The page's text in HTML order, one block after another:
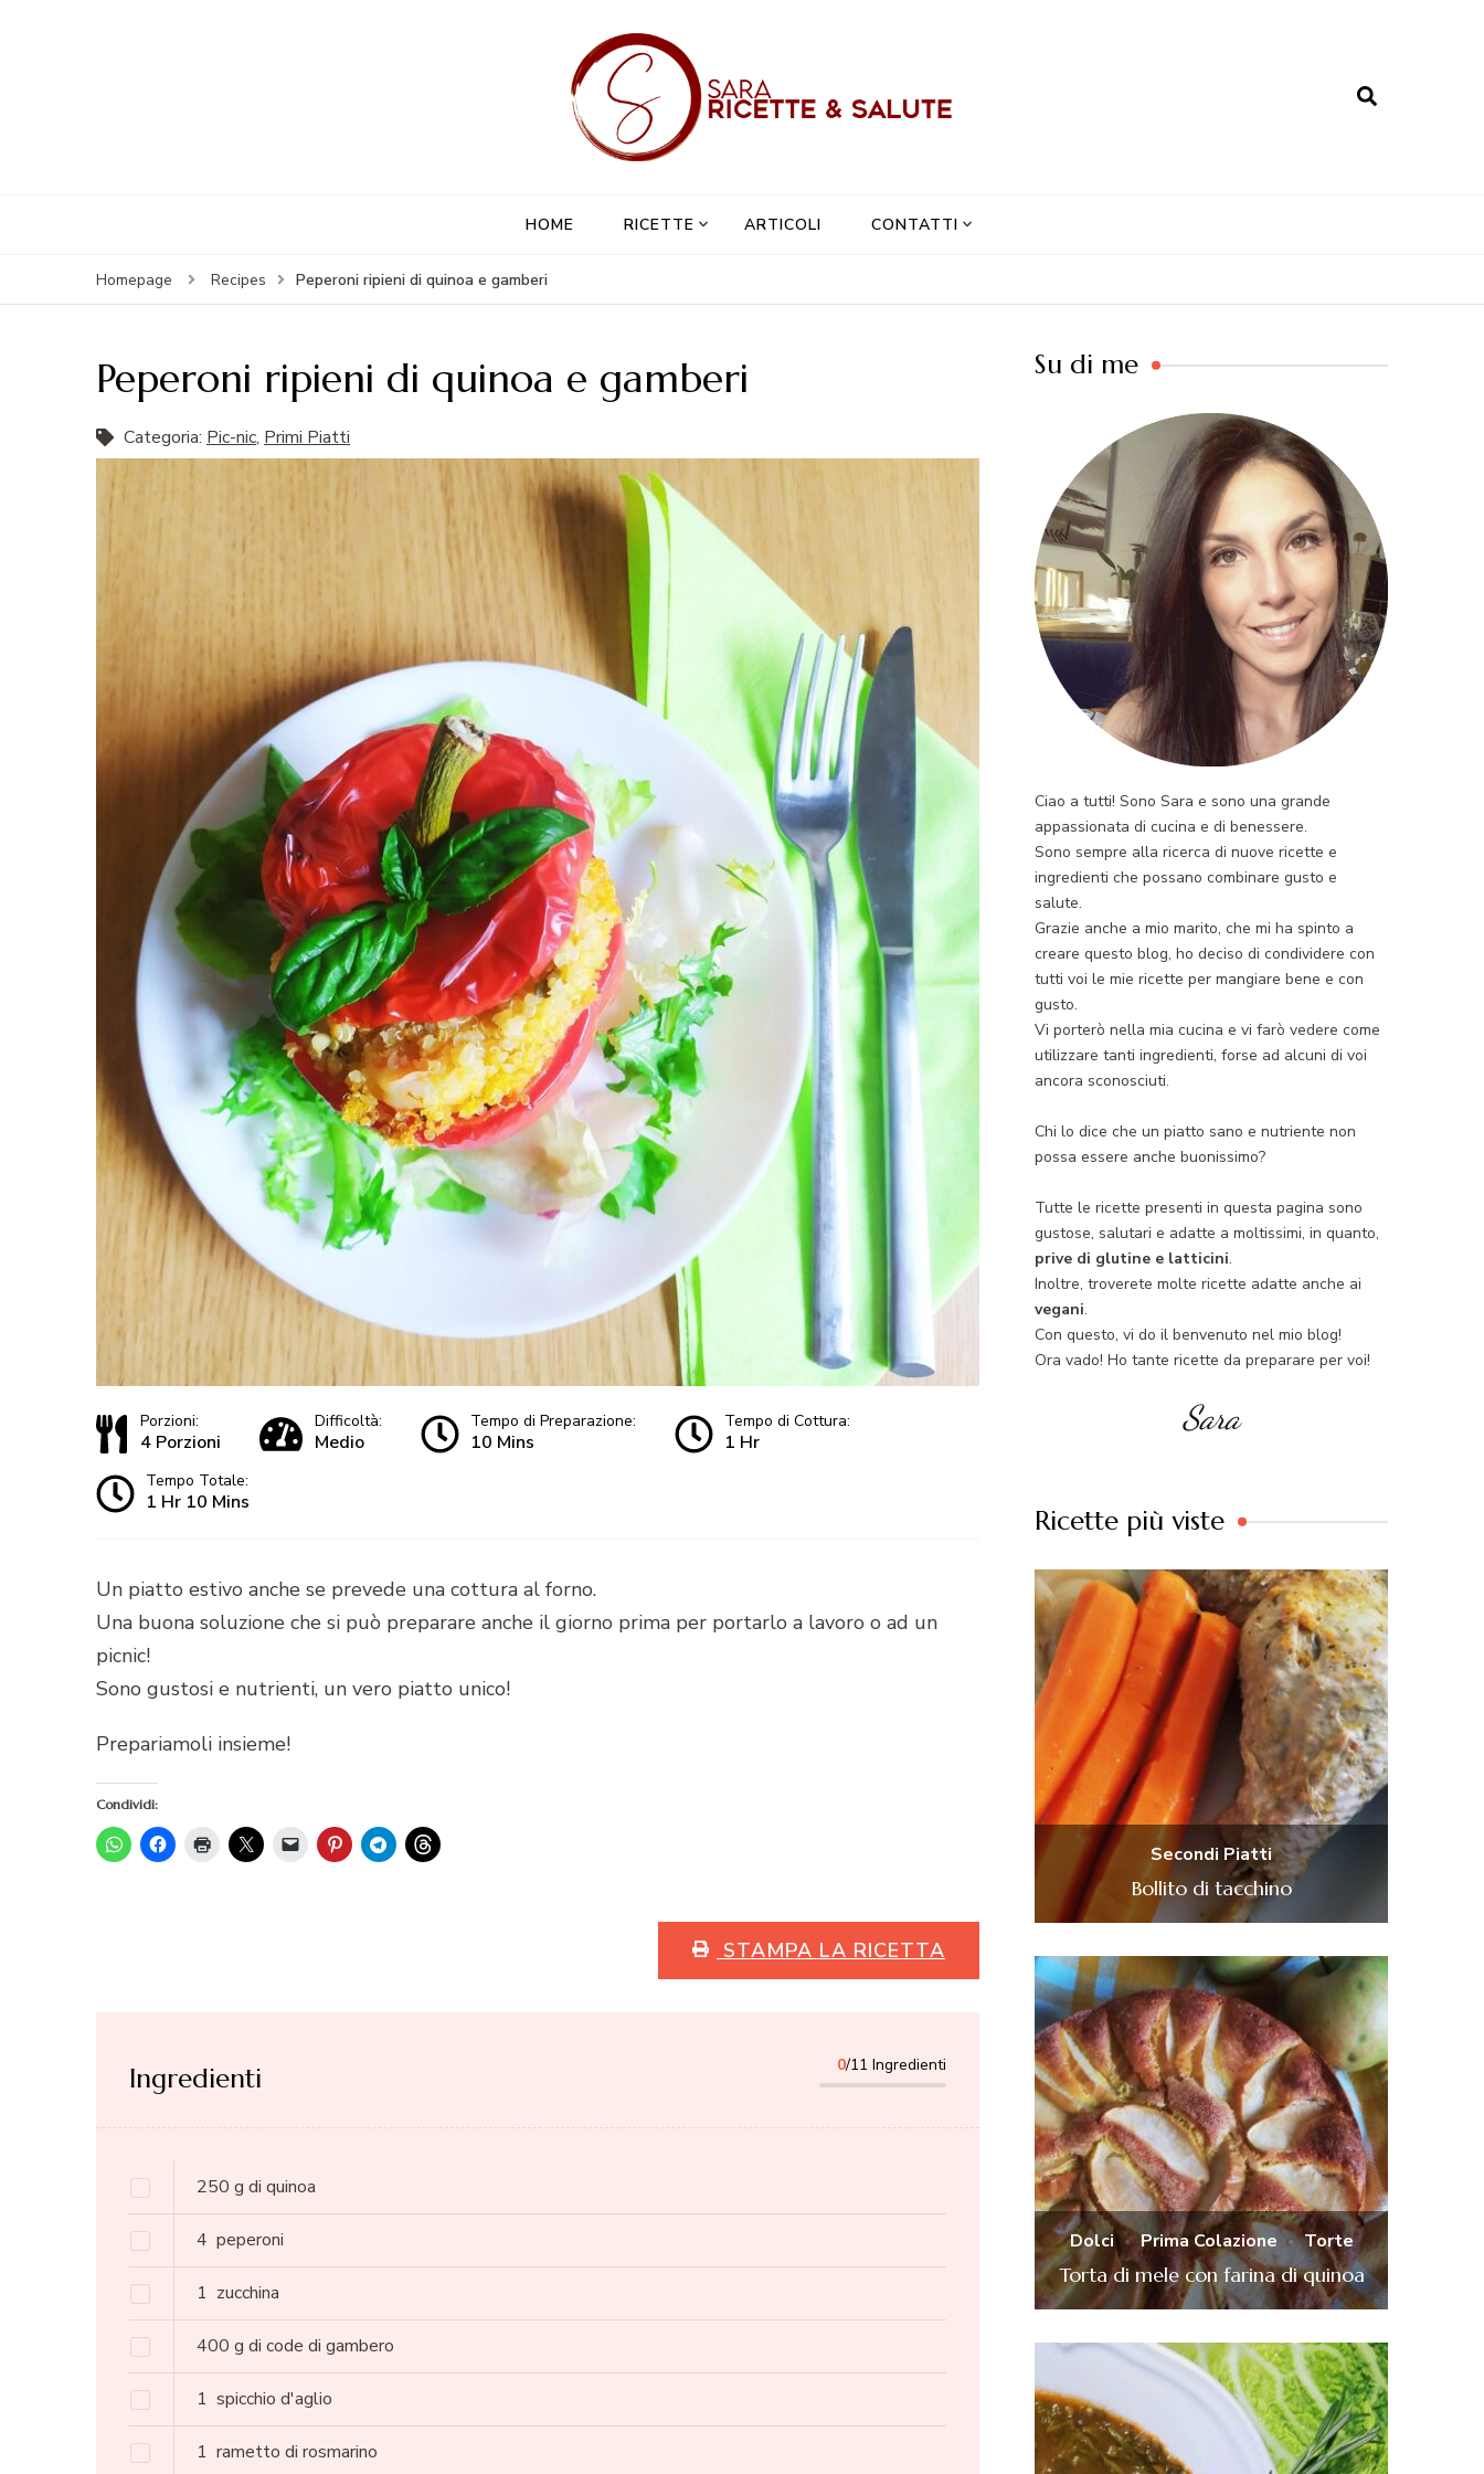
HOME RICETTE ARTICOLI CONTATTI
Homepage Recipes Peperoni ripieni di quinoa e gamberi
Peperoni ripieni di quinoa e gamberi
Categoria: Pic-nic, Primi Piatti
Porzioni:
4 Porzioni
Difficoltà:
Medio
Tempo di Preparazione:
10 Mins
Tempo di Cottura:
1 Hr
Tempo Totale:
1 Hr 10 Mins
Un piatto estivo anche se prevede una cottura al forno.
Una buona soluzione che si può preparare anche il giorno prima per portarlo a lavoro o ad un
picnic!
Sono gustosi e nutrienti, un vero piatto unico!
Prepariamoli insieme!
Condividi:
STAMPA LA RICETTA
Ingredienti 0/11 Ingredienti
250 g di quinoa
4 peperoni
1 zucchina
400 g di code di gambero
1 spicchio d'aglio
1 rametto di rosmarino
Su di me
Ciao a tutti! Sono Sara e sono una grande
appassionata di cucina e di benessere.
Sono sempre alla ricerca di nuove ricette e
ingredienti che possano combinare gusto e
salute.
Grazie anche a mio marito, che mi ha spinto a
creare questo blog, ho deciso di condividere con
tutti voi le mie ricette per mangiare bene e con
gusto.
Vi porterò nella mia cucina e vi farò vedere come
utilizzare tanti ingredienti, forse ad alcuni di voi
ancora sconosciuti.
Chi lo dice che un piatto sano e nutriente non
possa essere anche buonissimo?
Tutte le ricette presenti in questa pagina sono
gustose, salutari e adatte a moltissimi, in quanto,
prive di glutine e latticini.
Inoltre, troverete molte ricette adatte anche ai
vegani.
Con questo, vi do il benvenuto nel mio blog!
Ora vado! Ho tante ricette da preparare per voi!
Sara
Ricette più viste
Secondi Piatti
Bollito di tacchino
Dolci Prima Colazione Torte
Torta di mele con farina di quinoa